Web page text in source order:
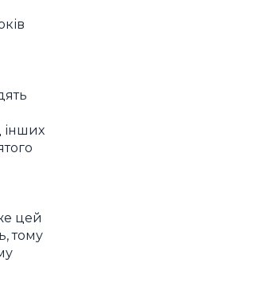
інших
цей
тому